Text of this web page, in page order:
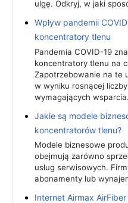
ulgę. Odkryj, w jaki
Wpływ pandemii
koncentratory tlenu
Pandemia COVID-19
koncentratory tlenu na
Zapotrzebowanie na te
w wyniku rosnącej
wymagających
Jakie są modele
koncentratorów tlenu?
Modele biznesowe
obejmują zarówno
usług serwisowych.
abonamenty lub
Internet Airmax